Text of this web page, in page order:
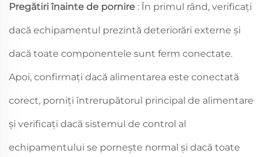
Pregătiri înainte de pornire : În primul rând, verificați
dacă echipamentul prezintă deteriorări externe și
dacă toate componentele sunt ferm conectate.
Apoi, confirmați dacă alimentarea este conectată
corect, porniți întrerupătorul principal de alimentare
și verificați dacă sistemul de control al
echipamentului se pornește normal și dacă toate